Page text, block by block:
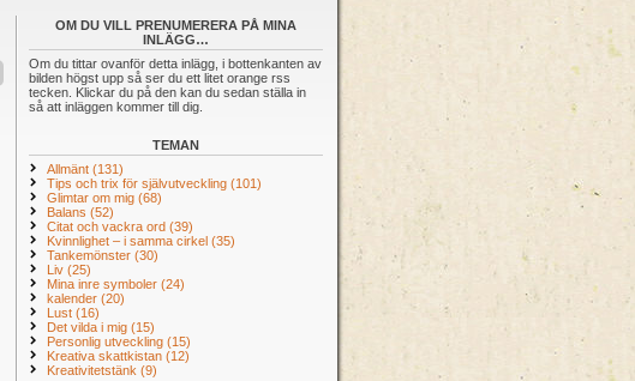
OM DU VILL PRENUMERERA PÅ MINA
INLÄGG…
Om du tittar ovanför detta inlägg, i bottenkanten av
bilden högst upp så ser du ett litet orange rss
tecken. Klickar du på den kan du sedan ställa in
så att inläggen kommer till dig.
TEMAN
Allmänt (131)
Tips och trix för självutveckling (101)
Glimtar om mig (68)
Balans (52)
Citat och vackra ord (39)
Kvinnlighet – i samma cirkel (35)
Tankemönster (30)
Liv (25)
Mina inre symboler (24)
kalender (20)
Lust (16)
Det vilda i mig (15)
Personlig utveckling (15)
Kreativa skattkistan (12)
Kreativitetstänk (9)